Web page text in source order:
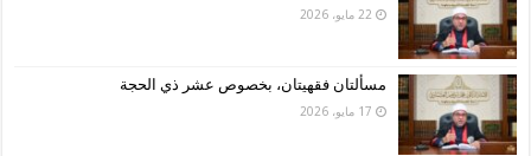
22 مايو، 2026
مسألتان فقهيتان، بخصوص عشر ذي الحجة
17 مايو، 2026